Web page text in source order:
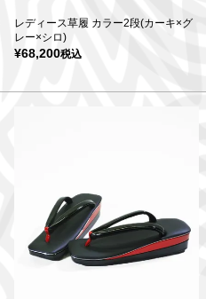
レディース草履 カラー2段(カーキ×グ
レー×シロ)
¥68,200税込